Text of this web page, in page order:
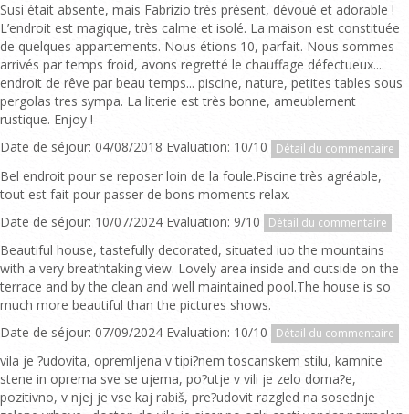
Susi était absente, mais Fabrizio très présent, dévoué et adorable !
L’endroit est magique, très calme et isolé. La maison est constituée
de quelques appartements. Nous étions 10, parfait. Nous sommes
arrivés par temps froid, avons regretté le chauffage défectueux....
endroit de rêve par beau temps... piscine, nature, petites tables sous
pergolas tres sympa. La literie est très bonne, ameublement
rustique. Enjoy !
Date de séjour: 04/08/2018 Evaluation: 10/10
Détail du commentaire
Bel endroit pour se reposer loin de la foule.Piscine très agréable,
tout est fait pour passer de bons moments relax.
Date de séjour: 10/07/2024 Evaluation: 9/10
Détail du commentaire
Beautiful house, tastefully decorated, situated iuo the mountains
with a very breathtaking view. Lovely area inside and outside on the
terrace and by the clean and well maintained pool.The house is so
much more beautiful than the pictures shows.
Date de séjour: 07/09/2024 Evaluation: 10/10
Détail du commentaire
vila je ?udovita, opremljena v tipi?nem toscanskem stilu, kamnite
stene in oprema sve se ujema, po?utje v vili je zelo doma?e,
pozitivno, v njej je vse kaj rabiš, pre?udovit razgled na sosednje